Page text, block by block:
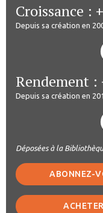
Croissance :
Depuis sa création en
Rendement :
Depuis sa création en
Déposées à la
ABONNEZ-